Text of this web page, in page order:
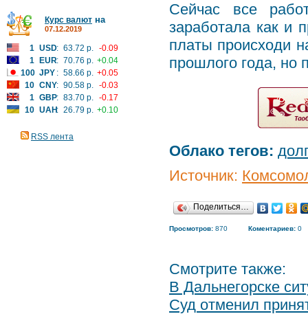
Курс валют на
07.12.2019
1 USD: 63.72 р. -0.09
1
EUR: 70.76 р. +0.04
100 JPY : 58.66 р. +0.05
10 CNY: 90.58 р. -0.03
1 GBP: 83.70 р. -0.17
10 UAH: 26.79 р. +0.10
RSS лента
Сейчас все
заработала как и
платы происходи
прошлого года, но
Облако тегов:
Источник:
Поделиться…
Просмотров: 870 Коментариев: 0
Смотрите также:
В Дальнегорске
Суд отменил